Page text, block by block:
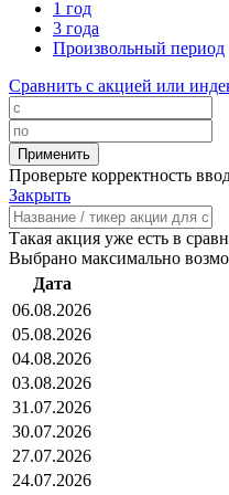
1 год
3 года
Произвольный период
Сравнить с акцией или
Проверьте корректность
Закрыть
Такая акция уже есть в
Выбрано максимально
Дата
06.08.2026
05.08.2026
04.08.2026
03.08.2026
31.07.2026
30.07.2026
27.07.2026
24.07.2026